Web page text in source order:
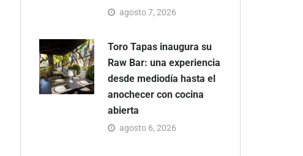
agosto 7, 2026
Toro Tapas inaugura su
Raw Bar: una experiencia
desde mediodía hasta el
anochecer con cocina
abierta
agosto 6, 2026